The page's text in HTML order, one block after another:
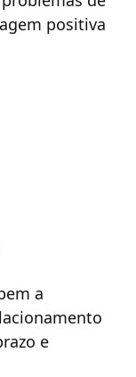
positiva
a
e